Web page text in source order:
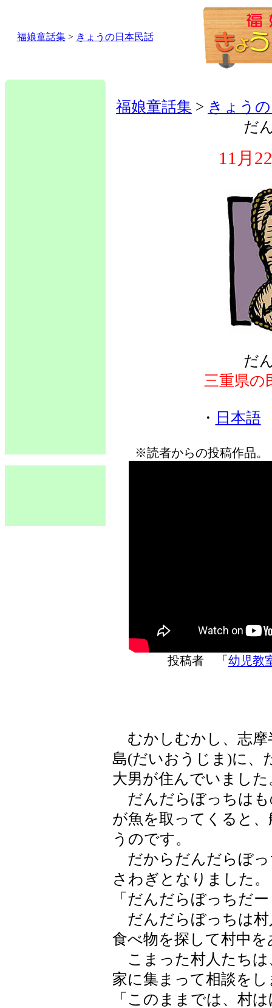
福娘童話集> きょうの日本民話
福娘童話集 > きょう
だ
11月
だ
三重県の
・ 日本語
※読者からの投稿作品
投稿者 「 幼児教
むかしむかし、志摩
島(だいおうじま)に、
大男が住んでいました
だんだらぼっちはも
が魚を取ってくると
うのです。
だからだんだらぼっ
さわぎとなりました。
「だんだらぼっちだ
だんだらぼっちは村
食べ物を探して村中
こまった村人たちは
家に集まって相談を
「このままでは、村